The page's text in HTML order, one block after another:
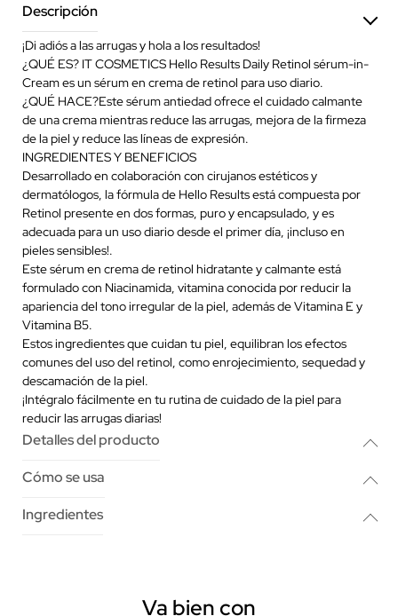
Descripción
¡Di adiós a las arrugas y hola a los resultados!
¿QUÉ ES? IT COSMETICS Hello Results Daily Retinol sérum-in-
Cream es un sérum en crema de retinol para uso diario.
¿QUÉ HACE?Este sérum antiedad ofrece el cuidado calmante
de una crema mientras reduce las arrugas, mejora de la firmeza
de la piel y reduce las líneas de expresión.
INGREDIENTES Y BENEFICIOS
Desarrollado en colaboración con cirujanos estéticos y
dermatólogos, la fórmula de Hello Results está compuesta por
Retinol presente en dos formas, puro y encapsulado, y es
adecuada para un uso diario desde el primer día, ¡incluso en
pieles sensibles!.
Este sérum en crema de retinol hidratante y calmante está
formulado con Niacinamida, vitamina conocida por reducir la
apariencia del tono irregular de la piel, además de Vitamina E y
Vitamina B5.
Estos ingredientes que cuidan tu piel, equilibran los efectos
comunes del uso del retinol, como enrojecimiento, sequedad y
descamación de la piel.
¡Intégralo fácilmente en tu rutina de cuidado de la piel para
reducir las arrugas diarias!
Detalles del producto
Cómo se usa
Ingredientes
Va bien con